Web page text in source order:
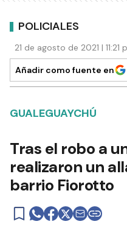
POLICIALES
21 de agosto de 2021 |
Añadir como fuente en
GUALEGUAYCHÚ
Tras el robo a
realizaron un
barrio Fiorotto